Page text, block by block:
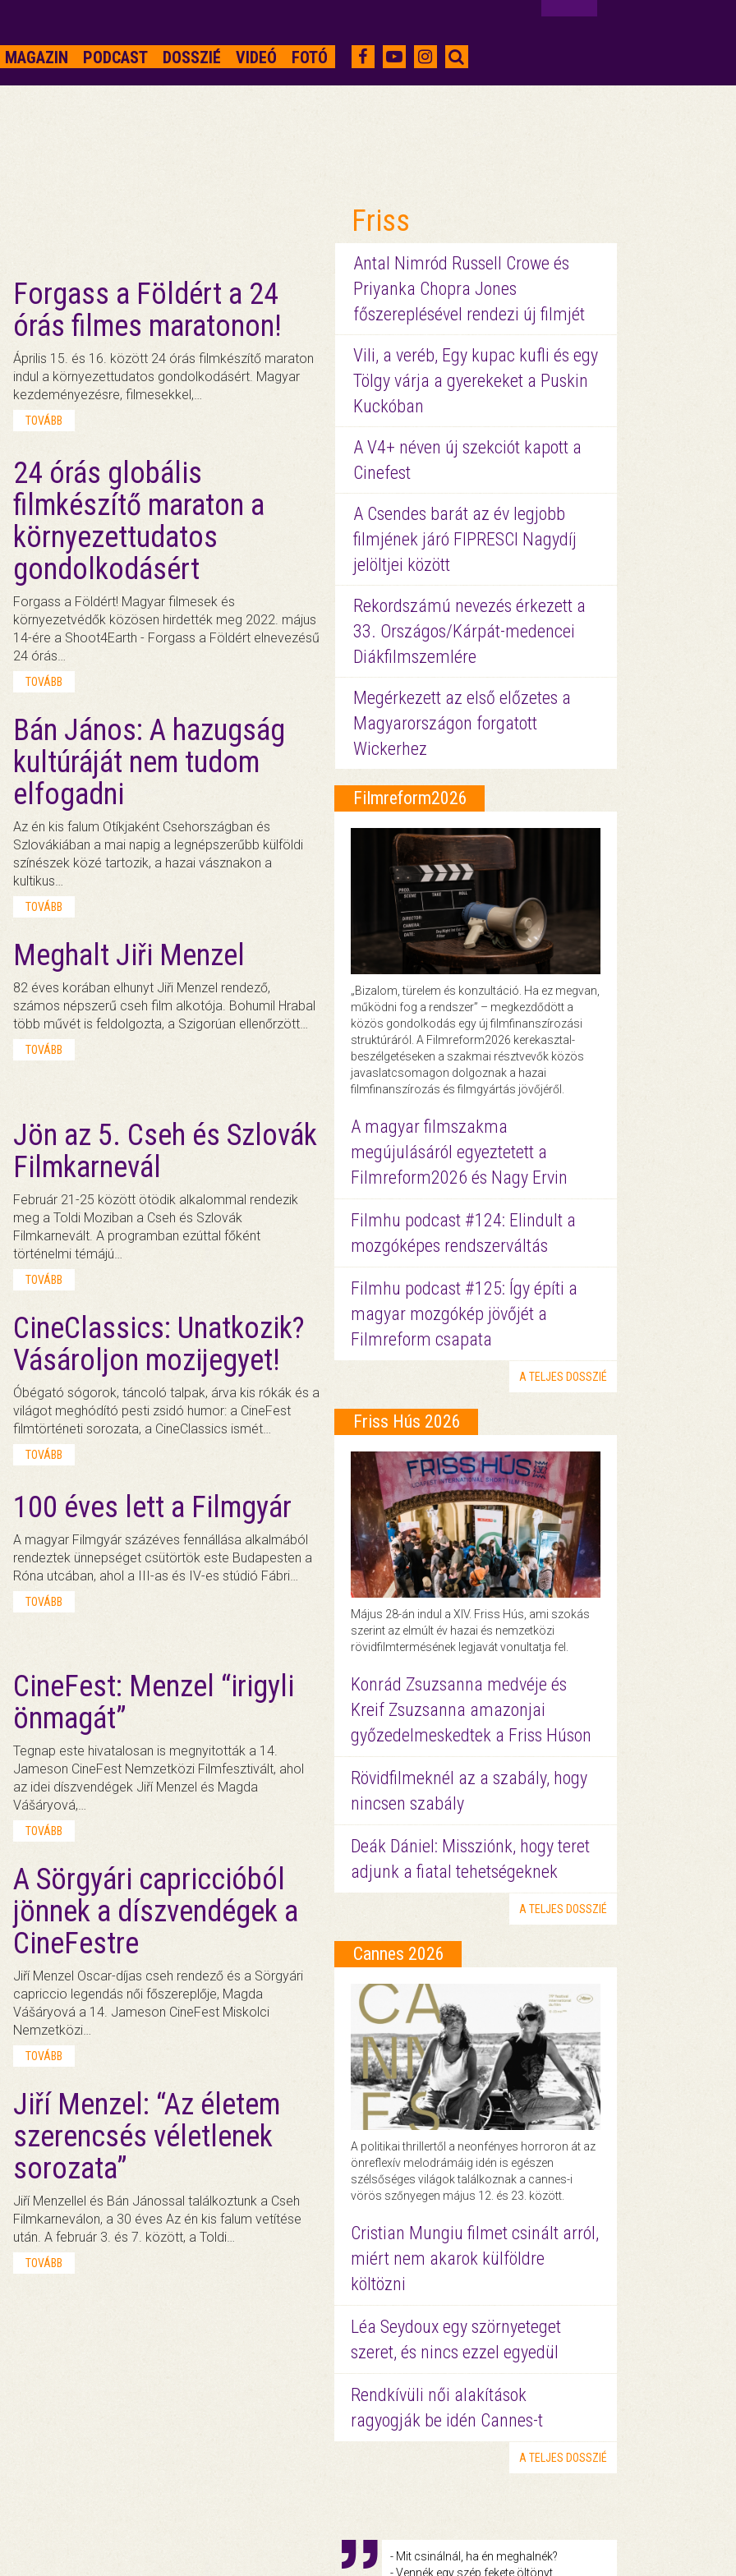
MAGAZIN PODCAST DOSSZIÉ VIDEÓ FOTÓ
Forgass a Földért a 24
órás filmes maratonon!
Április 15. és 16. között 24 órás filmkészítő maraton
indul a környezettudatos gondolkodásért. Magyar
kezdeményezésre, filmesekkel,…
TOVÁBB
24 órás globális
filmkészítő maraton a
környezettudatos
gondolkodásért
Forgass a Földért! Magyar filmesek és
környezetvédők közösen hirdették meg 2022. május
14-ére a Shoot4Earth - Forgass a Földért elnevezésű
24 órás…
TOVÁBB
Bán János: A hazugság
kultúráját nem tudom
elfogadni
Az én kis falum Otíkjaként Csehországban és
Szlovákiában a mai napig a legnépszerűbb külföldi
színészek közé tartozik, a hazai vásznakon a
kultikus…
TOVÁBB
Meghalt Jiři Menzel
82 éves korában elhunyt Jiři Menzel rendező,
számos népszerű cseh film alkotója. Bohumil Hrabal
több művét is feldolgozta, a Szigorúan ellenőrzött…
TOVÁBB
Jön az 5. Cseh és Szlovák
Filmkarnevál
Február 21-25 között ötödik alkalommal rendezik
meg a Toldi Moziban a Cseh és Szlovák
Filmkarnevált. A programban ezúttal főként
történelmi témájú…
TOVÁBB
CineClassics: Unatkozik?
Vásároljon mozijegyet!
Óbégató sógorok, táncoló talpak, árva kis rókák és a
világot meghódító pesti zsidó humor: a CineFest
filmtörténeti sorozata, a CineClassics ismét…
TOVÁBB
100 éves lett a Filmgyár
A magyar Filmgyár százéves fennállása alkalmából
rendeztek ünnepséget csütörtök este Budapesten a
Róna utcában, ahol a III-as és IV-es stúdió Fábri…
TOVÁBB
CineFest: Menzel “irigyli
önmagát”
Tegnap este hivatalosan is megnyitották a 14.
Jameson CineFest Nemzetközi Filmfesztivált, ahol
az idei díszvendégek Jiří Menzel és Magda
Vášáryová,…
TOVÁBB
A Sörgyári capriccióból
jönnek a díszvendégek a
CineFestre
Jiří Menzel Oscar-díjas cseh rendező és a Sörgyári
capriccio legendás női főszereplője, Magda
Vášáryová a 14. Jameson CineFest Miskolci
Nemzetközi…
TOVÁBB
Jiří Menzel: “Az életem
szerencsés véletlenek
sorozata”
Jiří Menzellel és Bán Jánossal találkoztunk a Cseh
Filmkarneválon, a 30 éves Az én kis falum vetítése
után. A február 3. és 7. között, a Toldi…
TOVÁBB
Friss
Antal Nimród Russell Crowe és
Priyanka Chopra Jones
főszereplésével rendezi új filmjét
Vili, a veréb, Egy kupac kufli és egy
Tölgy várja a gyerekeket a Puskin
Kuckóban
A V4+ néven új szekciót kapott a
Cinefest
A Csendes barát az év legjobb
filmjének járó FIPRESCI Nagydíj
jelöltjei között
Rekordszámú nevezés érkezett a
33. Országos/Kárpát-medencei
Diákfilmszemlére
Megérkezett az első előzetes a
Magyarországon forgatott
Wickerhez
Filmreform2026
„Bizalom, türelem és konzultáció. Ha ez megvan,
működni fog a rendszer” – megkezdődött a
közös gondolkodás egy új filmfinanszírozási
struktúráról. A Filmreform2026 kerekasztal-
beszélgetéseken a szakmai résztvevők közös
javaslatcsomagon dolgoznak a hazai
filmfinanszírozás és filmgyártás jövőjéről.
A magyar filmszakma
megújulásáról egyeztetett a
Filmreform2026 és Nagy Ervin
Filmhu podcast #124: Elindult a
mozgóképes rendszerváltás
Filmhu podcast #125: Így építi a
magyar mozgókép jövőjét a
Filmreform csapata
A TELJES DOSSZIÉ
Friss Hús 2026
Május 28-án indul a XIV. Friss Hús, ami szokás
szerint az elmúlt év hazai és nemzetközi
rövidfilmtermésének legjavát vonultatja fel.
Konrád Zsuzsanna medvéje és
Kreif Zsuzsanna amazonjai
győzedelmeskedtek a Friss Húson
Rövidfilmeknél az a szabály, hogy
nincsen szabály
Deák Dániel: Missziónk, hogy teret
adjunk a fiatal tehetségeknek
A TELJES DOSSZIÉ
Cannes 2026
A politikai thrillertől a neonfényes horroron át az
önreflexív melodrámáig idén is egészen
szélsőséges világok találkoznak a cannes-i
vörös szőnyegen május 12. és 23. között.
Cristian Mungiu filmet csinált arról,
miért nem akarok külföldre
költözni
Léa Seydoux egy szörnyeteget
szeret, és nincs ezzel egyedül
Rendkívüli női alakítások
ragyogják be idén Cannes-t
A TELJES DOSSZIÉ
- Mit csinálnál, ha én meghalnék?
- Vennék egy szép fekete öltönyt.